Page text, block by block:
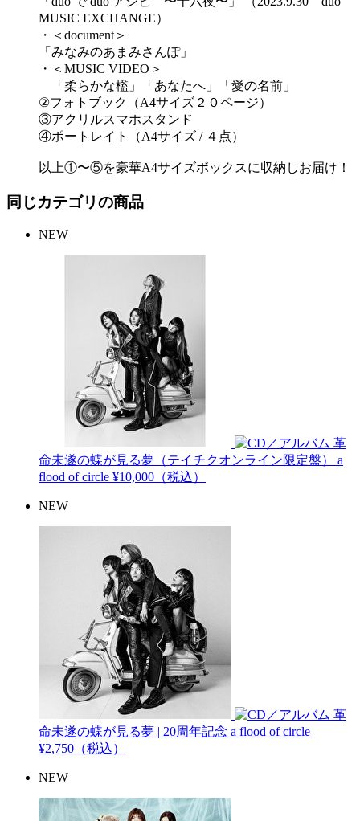
MUSIC EXCHANGE）
・＜document＞
「みなみのあまみさんぽ」
・＜MUSIC VIDEO＞
「柔らかな檻」「あなたへ」「愛の名前」
②フォトブック（A4サイズ２０ページ）
③アクリルスマホスタンド
④ポートレイト（A4サイズ / ４点）
以上①〜⑤を豪華A4サイズボックスに収納しお届け！
同じカテゴリの商品
NEW
革
命未遂の蝶が見る夢（テイチクオンライン限定盤） a
flood of circle ¥10,000（税込）
NEW
革
命未遂の蝶が見る夢 | 20周年記念 a flood of circle
¥2,750（税込）
NEW